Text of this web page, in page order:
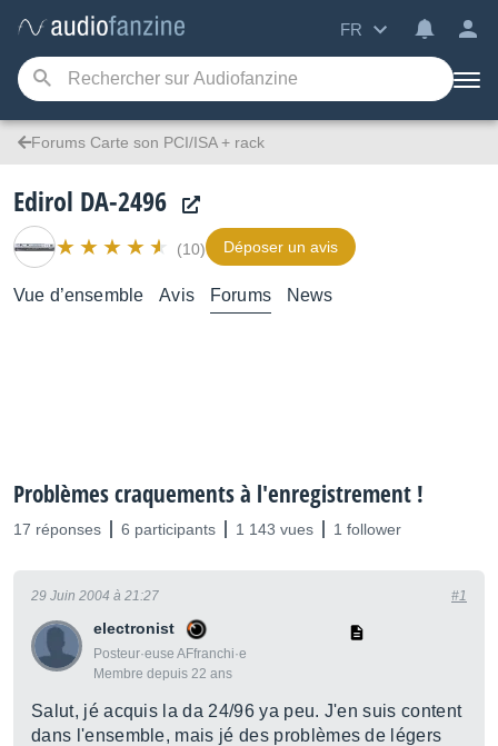
FR
Forums Carte son PCI/ISA + rack
Edirol DA-2496
(10) Déposer un avis
Vue d’ensemble Avis Forums News
Problèmes craquements à l'enregistrement !
17 réponses 6 participants 1 143 vues 1 follower
electronist
Posteur·euse AFfranchi·e
Membre depuis 22 ans
29 Juin 2004 à 21:27 #1
Salut, jé acquis la da 24/96 ya peu. J'en suis content
dans l'ensemble, mais jé des problèmes de légers